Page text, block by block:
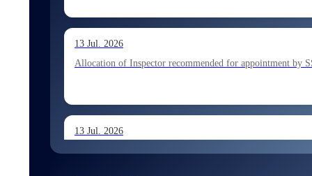
13 Jul. 2026
Allocation of Inspector recommended for appointment by
13 Jul. 2026